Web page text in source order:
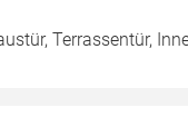
Terrassentür,